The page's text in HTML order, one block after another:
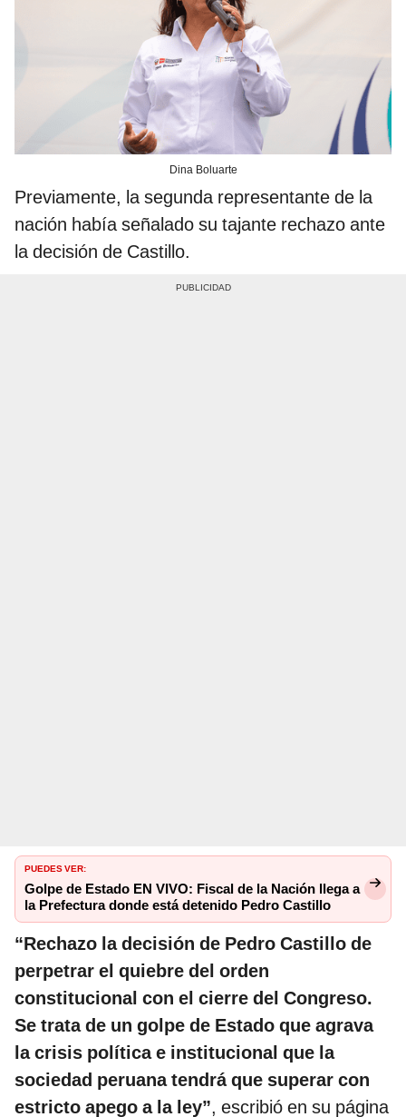
Dina Boluarte
Previamente, la segunda representante de la
nación había señalado su tajante rechazo ante
la decisión de Castillo.
PUEDES VER:
Golpe de Estado EN VIVO: Fiscal de la Nación llega a
la Prefectura donde está detenido Pedro Castillo
“Rechazo la decisión de Pedro Castillo de
perpetrar el quiebre del orden
constitucional con el cierre del Congreso.
Se trata de un golpe de Estado que agrava
la crisis política e institucional que la
sociedad peruana tendrá que superar con
estricto apego a la ley”, escribió en su página